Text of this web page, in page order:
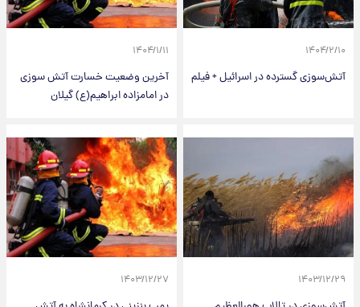
۱۴۰۴/۲/۱۰
آتش‌سوزی گسترده در اسرائیل + فیلم
۱۴۰۴/۱/۱۱
آخرین وضعیت خسارت آتش سوزی
در امامزاده ابراهیم(ع) گیلان
۱۴۰۳/۱۲/۲۹ ۱۴۰۳/۱۲/۲۷